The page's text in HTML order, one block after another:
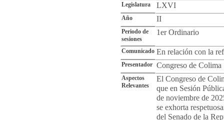
Legislatura LXVI
Año II
Periodo de
sesiones
1er Ordinario
Comunicado En relación con la
Presentador Congreso de Colima
Aspectos
Relevantes
El Congreso de
que en Sesión
de noviembre de
se exhorta
del Senado de la